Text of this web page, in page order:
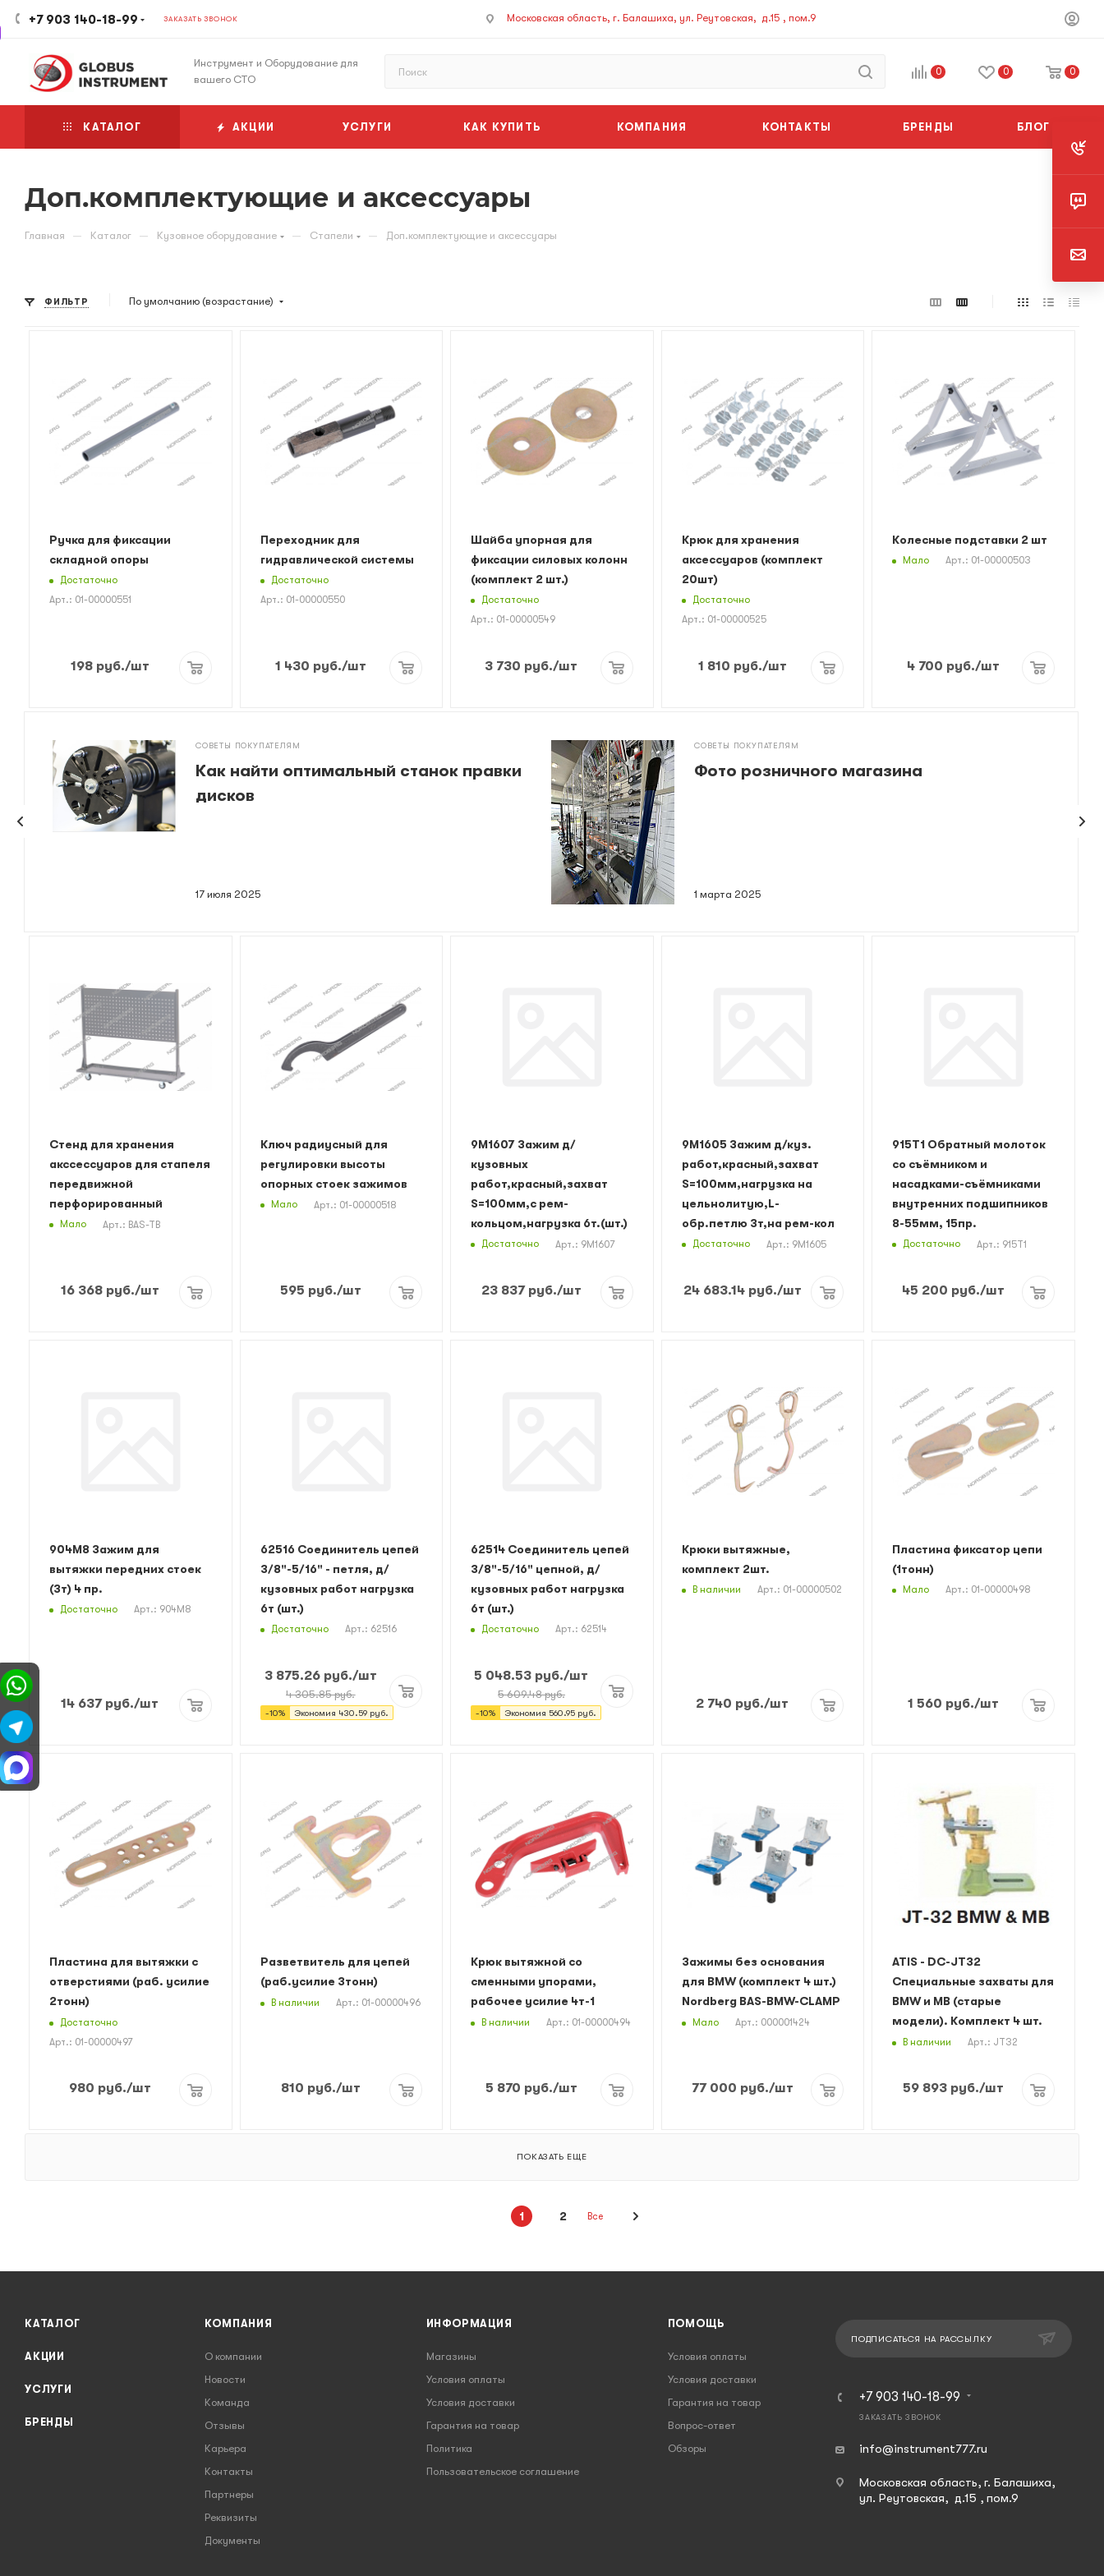
+7 903 140-18-99 ЗАКАЗАТЬ ЗВОНОК Московская область, г. Балашиха, ул. Реутовская, д.15 , пом.9
Инструмент и Оборудование для
вашего СТО
0 0 0
КАТАЛОГ АКЦИИ УСЛУГИ КАК КУПИТЬ КОМПАНИЯ КОНТАКТЫ БРЕНДЫ БЛОГ
Доп.комплектующие и аксессуары
Главная — Каталог — Кузовное оборудование — Стапели — Доп.комплектующие и аксессуары
ФИЛЬТР По умолчанию (возрастание)
Ручка для фиксации
складной опоры
Достаточно
Арт.: 01-00000551
198руб./шт
Переходник для
гидравлической системы
Достаточно
Арт.: 01-00000550
1 430 руб./шт
Шайба упорная для
фиксации силовых колонн
(комплект 2 шт.)
Достаточно
Арт.: 01-00000549
3 730 руб./шт
Крюк для хранения
аксессуаров (комплект
20шт)
Достаточно
Арт.: 01-00000525
1 810 руб./шт
Колесные подставки 2 шт
Мало Арт.: 01-00000503
4 700 руб./шт
СОВЕТЫ ПОКУПАТЕЛЯМ
17 июля 2025
Как найти оптимальный станок правки
дисков
СОВЕТЫ ПОКУПАТЕЛЯМ
1 марта 2025
Фото розничного магазина
Стенд для хранения
акссессуаров для стапеля
передвижной
перфорированный
Мало Арт.: BAS-TB
16 368руб./шт
Ключ радиусный для
регулировки высоты
опорных стоек зажимов
Мало Арт.: 01-00000518
595 руб./шт
9M1607 Зажим д/
кузовных
работ,красный,захват
S=100мм,с рем-
кольцом,нагрузка 6т.(шт.)
Достаточно Арт.: 9M1607
23 837руб./шт
9M1605 Зажим д/куз.
работ,красный,захват
S=100мм,нагрузка на
цельнолитую,L-
обр.петлю 3т,на рем-кол
Достаточно Арт.: 9M1605
24 683.14руб./шт
915T1 Обратный молоток
со съёмником и
насадками-съёмниками
внутренних подшипников
8-55мм, 15пр.
Достаточно Арт.: 915T1
45 200 руб./шт
904M8 Зажим для
вытяжки передних стоек
(3т) 4 пр.
Достаточно Арт.: 904M8
14 637руб./шт
62516 Соединитель цепей
3/8"-5/16" - петля, д/
кузовных работ нагрузка
6т (шт.)
Достаточно Арт.: 62516
3 875.26руб./шт
4 305.85руб.
-10% Экономия 430.59руб.
62514 Соединитель цепей
3/8"-5/16" цепной, д/
кузовных работ нагрузка
6т (шт.)
Достаточно Арт.: 62514
5 048.53 руб./шт
5 609.48руб.
-10% Экономия 560.95 руб.
Крюки вытяжные,
комплект 2шт.
В наличии Арт.: 01-00000502
2 740 руб./шт
Пластина фиксатор цепи
(1тонн)
Мало Арт.: 01-00000498
1 560 руб./шт
Пластина для вытяжки с
отверстиями (раб. усилие
2тонн)
Достаточно
Арт.: 01-00000497
980 руб./шт
Разветвитель для цепей
(раб.усилие 3тонн)
В наличии Арт.: 01-00000496
810 руб./шт
Крюк вытяжной со
сменными упорами,
рабочее усилие 4т-1
В наличии Арт.: 01-00000494
5 870 руб./шт
Зажимы без основания
для BMW (комплект 4 шт.)
Nordberg BAS-BMW-CLAMP
Мало Арт.: 000001424
77 000 руб./шт
ATIS - DC-JT32
Специальные захваты для
BMW и MB (старые
модели). Комплект 4 шт.
В наличии Арт.: JT32
59 893руб./шт
ПОКАЗАТЬ ЕЩЕ
1 2 Все
КАТАЛОГ
АКЦИИ
УСЛУГИ
БРЕНДЫ
КОМПАНИЯ
О компании
Новости
Команда
Отзывы
Карьера
Контакты
Партнеры
Реквизиты
Документы
ИНФОРМАЦИЯ
Магазины
Условия оплаты
Условия доставки
Гарантия на товар
Политика
Пользовательское соглашение
ПОМОЩЬ
Условия оплаты
Условия доставки
Гарантия на товар
Вопрос-ответ
Обзоры
ПОДПИСАТЬСЯ НА РАССЫЛКУ
+7 903 140-18-99
ЗАКАЗАТЬ ЗВОНОК
info@instrument777.ru
Московская область, г. Балашиха,
ул. Реутовская, д.15 , пом.9